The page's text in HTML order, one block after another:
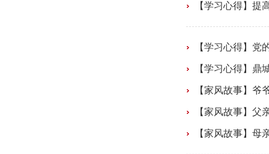
【学习心得】
【学习心得】
【学习心得】鼎
【家风故事】爷
【家风故事】父
【家风故事】母